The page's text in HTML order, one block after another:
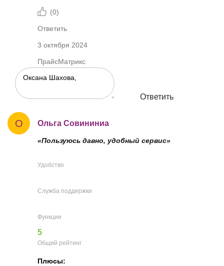
(0)
Ответить
3 октября 2024
ПрайсМатрикс
Ответить
О Ольга Совининиа
«Пользуюсь давно, удобный сервис»
Удобство
Служба поддержки
Функции
5
Общий рейтинг
Плюсы: